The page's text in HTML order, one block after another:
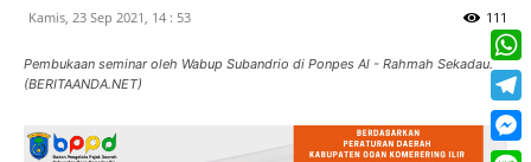
Kamis, 23 Sep 2021, 14 : 53 111
Pembukaan seminar oleh Wabup Subandrio di Ponpes Al - Rahmah Sekadau.
(BERITAANDA.NET)